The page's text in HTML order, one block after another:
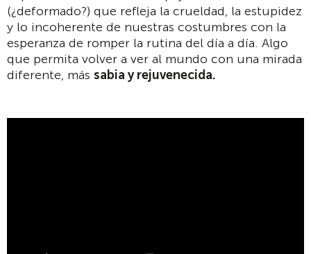
(¿deformado?) que refleja la crueldad, la estupidez
y lo incoherente de nuestras costumbres con la
esperanza de romper la rutina del día a día. Algo
que permita volver a ver al mundo con una mirada
diferente, más sabia y rejuvenecida.